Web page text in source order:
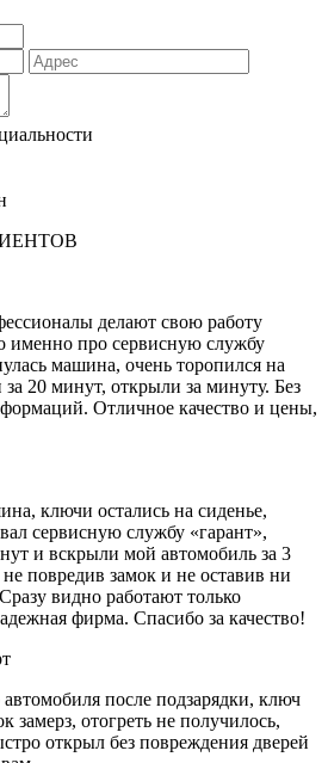
делают свою работу
именно про сервисную службу
машина, очень торопился на
за 20 минут, открыли за минуту. Без
Отличное качество и цены,
ключи остались на сиденье,
сервисную службу «гарант»,
и вскрыли мой автомобиль за 3
повредив замок и не оставив ни
видно работают только
фирма. Спасибо за качество!
после подзарядки, ключ
замерз, отогреть не получилось,
открыл без повреждения дверей